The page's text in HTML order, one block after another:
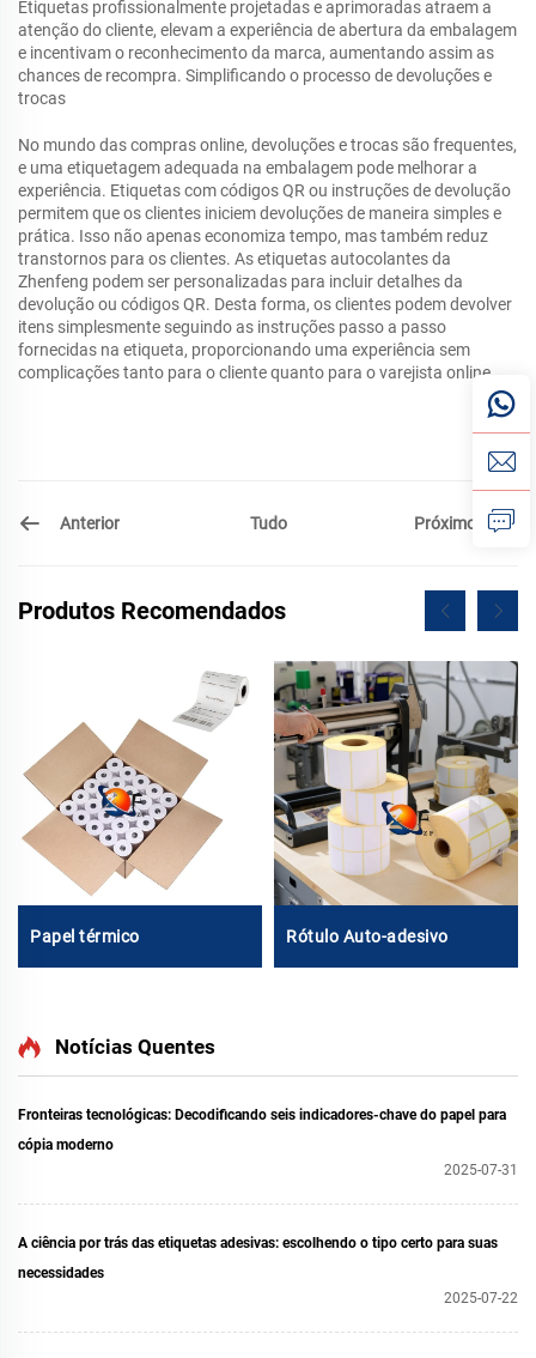
Etiquetas profissionalmente projetadas e aprimoradas atraem a
atenção do cliente, elevam a experiência de abertura da embalagem
e incentivam o reconhecimento da marca, aumentando assim as
chances de recompra. Simplificando o processo de devoluções e
trocas
No mundo das compras online, devoluções e trocas são frequentes,
e uma etiquetagem adequada na embalagem pode melhorar a
experiência. Etiquetas com códigos QR ou instruções de devolução
permitem que os clientes iniciem devoluções de maneira simples e
prática. Isso não apenas economiza tempo, mas também reduz
transtornos para os clientes. As etiquetas autocolantes da
Zhenfeng podem ser personalizadas para incluir detalhes da
devolução ou códigos QR. Desta forma, os clientes podem devolver
itens simplesmente seguindo as instruções passo a passo
fornecidas na etiqueta, proporcionando uma experiência sem
complicações tanto para o cliente quanto para o varejista online.
Anterior Tudo Próximo
Produtos Recomendados
Papel térmico Rótulo Auto-adesivo
Notícias Quentes
Fronteiras tecnológicas: Decodificando seis indicadores-chave do papel para
cópia moderno
2025-07-31
A ciência por trás das etiquetas adesivas: escolhendo o tipo certo para suas
necessidades
2025-07-22